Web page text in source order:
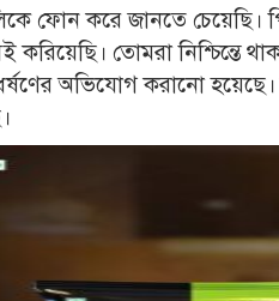
ফোন করে জানতে
করিয়েছি। তোমরা নিশ্চিন্তে
অভিযোগ করানো